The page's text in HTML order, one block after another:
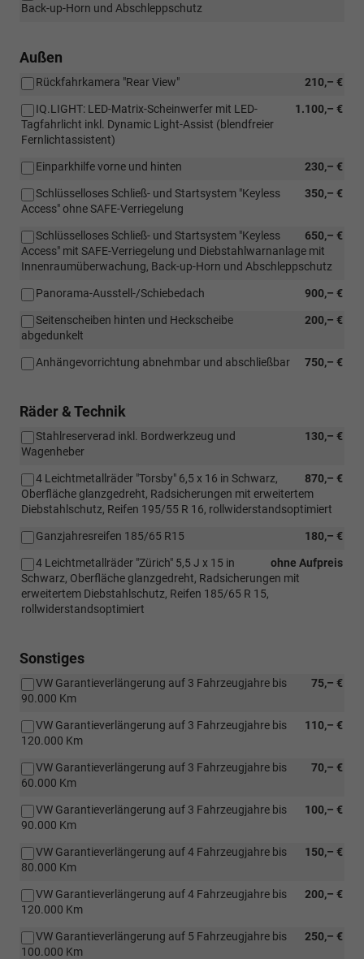
Back-up-Horn und Abschleppschutz
Außen
210,– €
Rückfahrkamera "Rear View"
1.100,– €
IQ.LIGHT: LED-Matrix-Scheinwerfer mit LED-
Tagfahrlicht inkl. Dynamic Light-Assist (blendfreier
Fernlichtassistent)
230,– €
Einparkhilfe vorne und hinten
350,– €
Schlüsselloses Schließ- und Startsystem "Keyless
Access" ohne SAFE-Verriegelung
650,– €
Schlüsselloses Schließ- und Startsystem "Keyless
Access" mit SAFE-Verriegelung und Diebstahlwarnanlage mit
Innenraumüberwachung, Back-up-Horn und Abschleppschutz
900,– €
Panorama-Ausstell-/Schiebedach
200,– €
Seitenscheiben hinten und Heckscheibe
abgedunkelt
750,– €
Anhängevorrichtung abnehmbar und abschließbar
Räder & Technik
130,– €
Stahlreserverad inkl. Bordwerkzeug und
Wagenheber
870,– €
4 Leichtmetallräder "Torsby" 6,5 x 16 in Schwarz,
Oberfläche glanzgedreht, Radsicherungen mit erweitertem
Diebstahlschutz, Reifen 195/55 R 16, rollwiderstandsoptimiert
180,– €
Ganzjahresreifen 185/65 R15
ohne Aufpreis
4 Leichtmetallräder "Zürich" 5,5 J x 15 in
Schwarz, Oberfläche glanzgedreht, Radsicherungen mit
erweitertem Diebstahlschutz, Reifen 185/65 R 15,
rollwiderstandsoptimiert
Sonstiges
75,– €
VW Garantieverlängerung auf 3 Fahrzeugjahre bis
90.000 Km
110,– €
VW Garantieverlängerung auf 3 Fahrzeugjahre bis
120.000 Km
70,– €
VW Garantieverlängerung auf 3 Fahrzeugjahre bis
60.000 Km
100,– €
VW Garantieverlängerung auf 3 Fahrzeugjahre bis
90.000 Km
150,– €
VW Garantieverlängerung auf 4 Fahrzeugjahre bis
80.000 Km
200,– €
VW Garantieverlängerung auf 4 Fahrzeugjahre bis
120.000 Km
250,– €
VW Garantieverlängerung auf 5 Fahrzeugjahre bis
100.000 Km